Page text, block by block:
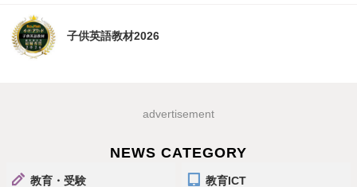
子供英語教材2026
advertisement
NEWS CATEGORY
教育・受験 教育ICT